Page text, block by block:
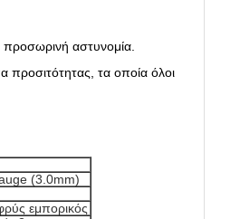
αστυνομία.
τα οποία όλοι
(3.0mm)
εμπορικός